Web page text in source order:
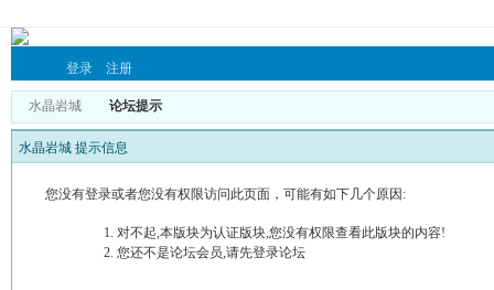
登录 注册
水晶岩城 论坛提示
水晶岩城 提示信息
您没有登录或者您没有权限访问此页面，可能有如下几个原因:
对不起,本版块为认证版块,您没有权限查看此版块的内容!
您还不是论坛会员,请先登录论坛